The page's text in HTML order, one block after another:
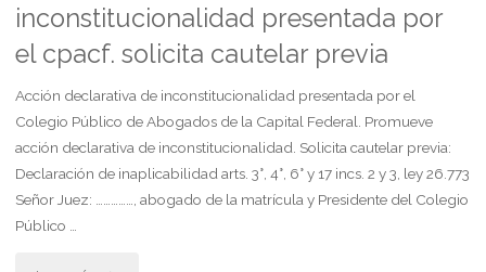
medida
cautelar"
reserva
caso
federal.
cálculo
inconstitucionalidad presentada por
el cpacf. solicita cautelar previa
Acción declarativa de inconstitucionalidad presentada por el
Colegio Público de Abogados de la Capital Federal. Promueve
acción declarativa de inconstitucionalidad. Solicita cautelar previa:
Declaración de inaplicabilidad arts. 3°, 4°, 6° y 17 incs. 2 y 3, ley 26.773
Señor Juez: ……………, abogado de la matrícula y Presidente del Colegio
Público …